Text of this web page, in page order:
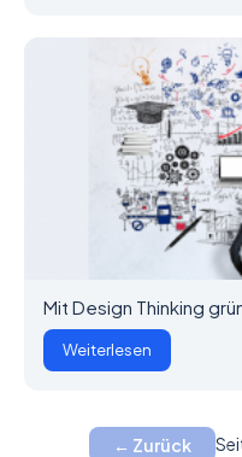
Mit Design Thinking
Weiterlesen
← Zurück